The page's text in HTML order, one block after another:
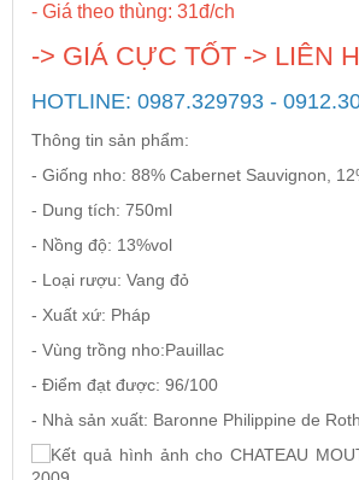
Vang Newzeland giá rẻ nhất
Rượu Vang Argentina
RƯỢU VANG ROMANIA GIÁ CỰC RẺ
- Giá theo thùng: 31đ/ch
-> GIÁ CỰC TỐT -> LIÊN
HOTLINE: 0987.329793 -
Thông tin sản phẩm:
- Giống nho: 88% Cabernet Sauvignon,
- Dung tích: 750ml
- Nồng độ: 13%vol
- Loại rượu: Vang đỏ
- Xuất xứ: Pháp
- Vùng trồng nho:Pauillac
- Điểm đạt được: 96/100
- Nhà sản xuất: Baronne Philippine de